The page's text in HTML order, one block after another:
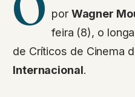
por Wagner
feira (8), o
de Críticos de Cinema
Internacional.